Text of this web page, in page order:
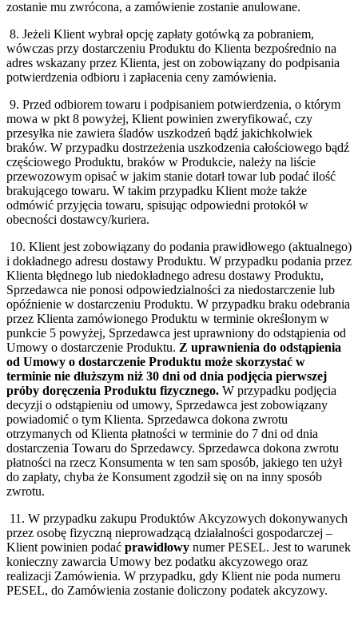
zostanie mu zwrócona, a zamówienie zostanie anulowane.
8. Jeżeli Klient wybrał opcję zapłaty gotówką za pobraniem,
wówczas przy dostarczeniu Produktu do Klienta bezpośrednio na
adres wskazany przez Klienta, jest on zobowiązany do podpisania
potwierdzenia odbioru i zapłacenia ceny zamówienia.
9. Przed odbiorem towaru i podpisaniem potwierdzenia, o którym
mowa w pkt 8 powyżej, Klient powinien zweryfikować, czy
przesyłka nie zawiera śladów uszkodzeń bądź jakichkolwiek
braków. W przypadku dostrzeżenia uszkodzenia całościowego bądź
częściowego Produktu, braków w Produkcie, należy na liście
przewozowym opisać w jakim stanie dotarł towar lub podać ilość
brakującego towaru. W takim przypadku Klient może także
odmówić przyjęcia towaru, spisując odpowiedni protokół w
obecności dostawcy/kuriera.
10. Klient jest zobowiązany do podania prawidłowego (aktualnego)
i dokładnego adresu dostawy Produktu. W przypadku podania przez
Klienta błędnego lub niedokładnego adresu dostawy Produktu,
Sprzedawca nie ponosi odpowiedzialności za niedostarczenie lub
opóźnienie w dostarczeniu Produktu. W przypadku braku odebrania
przez Klienta zamówionego Produktu w terminie określonym w
punkcie 5 powyżej, Sprzedawca jest uprawniony do odstąpienia od
Umowy o dostarczenie Produktu. Z uprawnienia do odstąpienia
od Umowy o dostarczenie Produktu może skorzystać w
terminie nie dłuższym niż 30 dni od dnia podjęcia pierwszej
próby doręczenia Produktu fizycznego. W przypadku podjęcia
decyzji o odstąpieniu od umowy, Sprzedawca jest zobowiązany
powiadomić o tym Klienta. Sprzedawca dokona zwrotu
otrzymanych od Klienta płatności w terminie do 7 dni od dnia
dostarczenia Towaru do Sprzedawcy. Sprzedawca dokona zwrotu
płatności na rzecz Konsumenta w ten sam sposób, jakiego ten użył
do zapłaty, chyba że Konsument zgodził się on na inny sposób
zwrotu.
11. W przypadku zakupu Produktów Akcyzowych dokonywanych
przez osobę fizyczną nieprowadzącą działalności gospodarczej –
Klient powinien podać prawidłowy numer PESEL. Jest to warunek
konieczny zawarcia Umowy bez podatku akcyzowego oraz
realizacji Zamówienia. W przypadku, gdy Klient nie poda numeru
PESEL, do Zamówienia zostanie doliczony podatek akcyzowy.